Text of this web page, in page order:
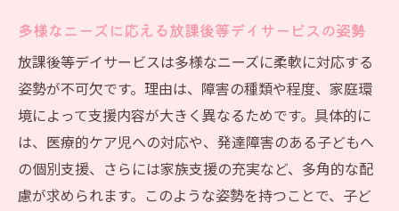
多様なニーズに応える放課後等デイサービスの姿勢
放課後等デイサービスは多様なニーズに柔軟に対応する
姿勢が不可欠です。理由は、障害の種類や程度、家庭環
境によって支援内容が大きく異なるためです。具体的に
は、医療的ケア児への対応や、発達障害のある子どもへ
の個別支援、さらには家族支援の充実など、多角的な配
慮が求められます。このような姿勢を持つことで、子ど